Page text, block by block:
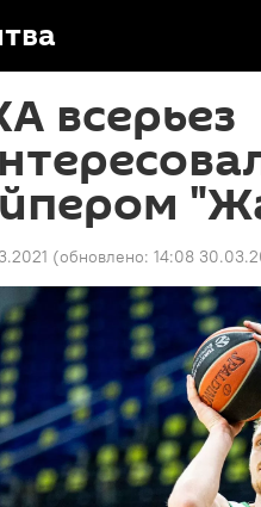
всерьез
(обновлено: 14:08